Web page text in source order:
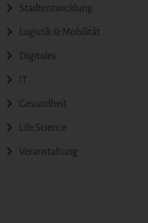
Stadtentwicklung
Logistik & Mobilität
Digitales
IT
Gesundheit
Life Science
Veranstaltung